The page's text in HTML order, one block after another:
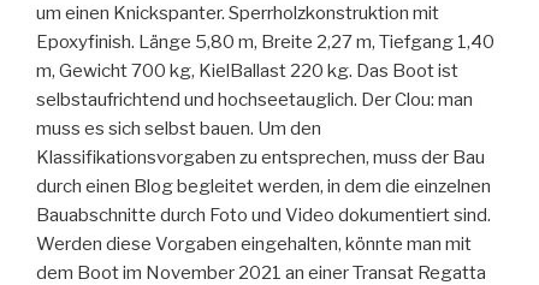
um einen Knickspanter. Sperrholzkonstruktion mit
Epoxyfinish. Länge 5,80 m, Breite 2,27 m, Tiefgang 1,40
m, Gewicht 700 kg, KielBallast 220 kg. Das Boot ist
selbstaufrichtend und hochseetauglich. Der Clou: man
muss es sich selbst bauen. Um den
Klassifikationsvorgaben zu entsprechen, muss der Bau
durch einen Blog begleitet werden, in dem die einzelnen
Bauabschnitte durch Foto und Video dokumentiert sind.
Werden diese Vorgaben eingehalten, könnte man mit
dem Boot im November 2021 an einer Transat Regatta